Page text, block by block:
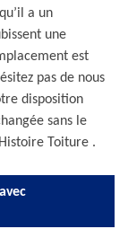
a un
une
est
pas de nous
disposition
sans le
Toiture .